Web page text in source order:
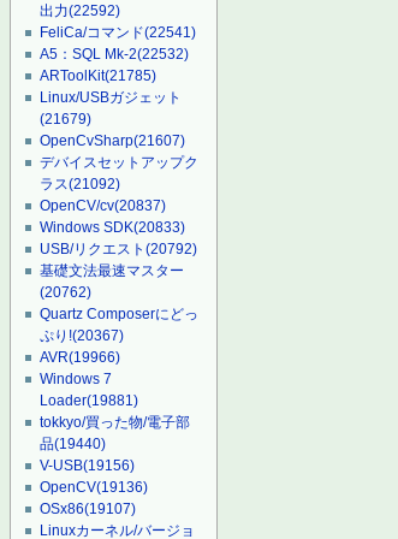
出力(22592)
FeliCa/コマンド(22541)
A5：SQL Mk-2(22532)
ARToolKit(21785)
Linux/USBガジェット
(21679)
OpenCvSharp(21607)
デバイスセットアップク
ラス(21092)
OpenCV/cv(20837)
Windows SDK(20833)
USB/リクエスト(20792)
基礎文法最速マスター
(20762)
Quartz Composerにどっ
ぷり!(20367)
AVR(19966)
Windows 7
Loader(19881)
tokkyo/買った物/電子部
品(19440)
V-USB(19156)
OpenCV(19136)
OSx86(19107)
Linuxカーネル/バージョ